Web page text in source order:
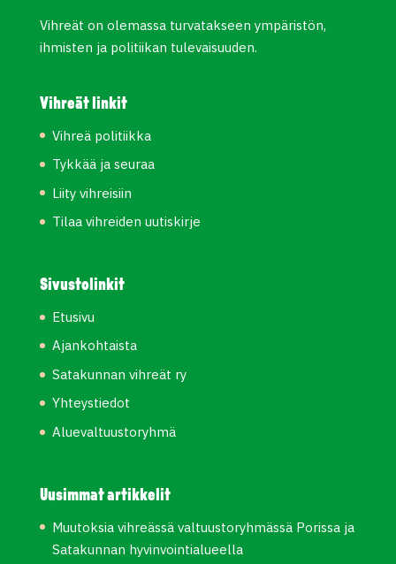
Vihreät on olemassa turvatakseen ympäristön,
ihmisten ja politiikan tulevaisuuden.
Vihreät linkit
Vihreä politiikka
Tykkää ja seuraa
Liity vihreisiin
Tilaa vihreiden uutiskirje
Sivustolinkit
Etusivu
Ajankohtaista
Satakunnan vihreät ry
Yhteystiedot
Aluevaltuustoryhmä
Uusimmat artikkelit
Muutoksia vihreässä valtuustoryhmässä Porissa ja
Satakunnan hyvinvointialueella